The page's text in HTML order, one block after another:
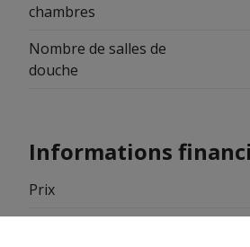
chambres
Nombre de salles de
douche
Informations
Prix